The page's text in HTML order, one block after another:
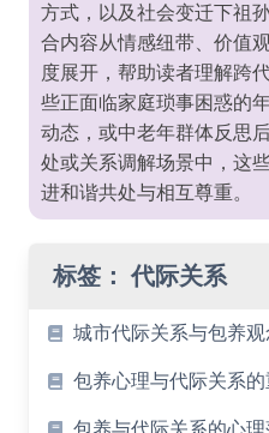
方式，以及社会变迁下祖
合内容从情感纽带、价值
度展开，帮助读者理解跨
些正面临家庭琐事困惑的
动态，或中老年群体反思
处或关系调解场景中，这
进和谐共处与相互尊重。
标签： 代际关系
城市代际关系与包养观
包养心理与代际关系的